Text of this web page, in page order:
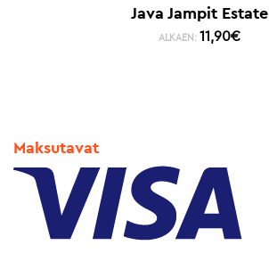
Java Jampit Estate
ALKAEN: 11,90€
Maksutavat